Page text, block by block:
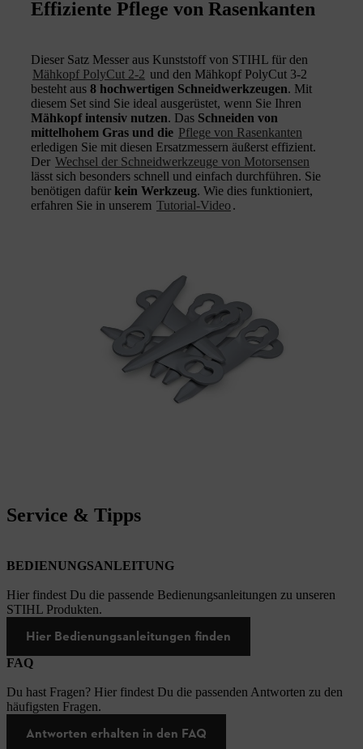
Effiziente Pflege von Rasenkanten
Dieser Satz Messer aus Kunststoff von STIHL für den
Mähkopf PolyCut 2-2 und den Mähkopf PolyCut 3-2
besteht aus 8 hochwertigen Schneidwerkzeugen. Mit
diesem Set sind Sie ideal ausgerüstet, wenn Sie Ihren
Mähkopf intensiv nutzen. Das Schneiden von
mittelhohem Gras und die Pflege von Rasenkanten
erledigen Sie mit diesen Ersatzmessern äußerst effizient.
Der Wechsel der Schneidwerkzeuge von Motorsensen
lässt sich besonders schnell und einfach durchführen. Sie
benötigen dafür kein Werkzeug. Wie dies funktioniert,
erfahren Sie in unserem Tutorial-Video .
Service & Tipps
BEDIENUNGSANLEITUNG
Hier findest Du die passende Bedienungsanleitungen zu unseren
STIHL Produkten.
Hier Bedienungsanleitungen finden
FAQ
Du hast Fragen? Hier findest Du die passenden Antworten zu den
häufigsten Fragen.
Antworten erhalten in den FAQ